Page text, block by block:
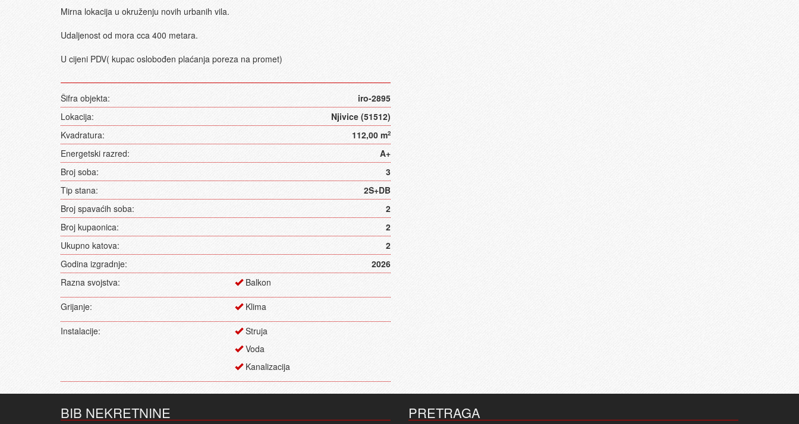
Mirna lokacija u okruženju novih urbanih vila.
Udaljenost od mora cca 400 metara.
U cijeni PDV( kupac oslobođen plaćanja poreza na promet)
Šifra objekta:
iro-2895
Lokacija:
Njivice (51512)
Kvadratura:
112,00 m2
Energetski razred:
A+
Broj soba:
3
Tip stana:
2S+DB
Broj spavaćih soba:
2
Broj kupaonica:
2
Ukupno katova:
2
Godina izgradnje:
2026
Razna svojstva:
Balkon
Grijanje: Klima
Instalacije:
Struja
Voda
Kanalizacija
BIB NEKRETNINE PRETRAGA